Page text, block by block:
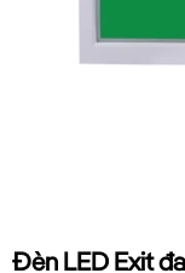
Đèn LED Exit